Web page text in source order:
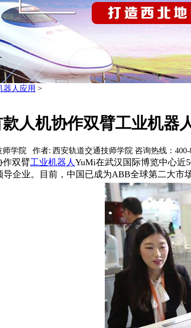
器人应用 >
人机协作双臂工业机器
学院 作者: 西安轨道交通技师学院 咨询热线：400-
双臂工业机器人 YuMi在武汉国际博览中心近
导企业。目前，中国已成为ABB全球第二大市